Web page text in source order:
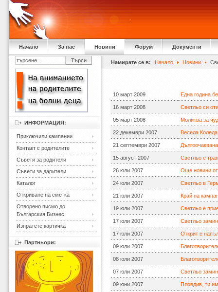
Начало За нас Новини Форум Документи
Намирате се в: Начало Новини
10 март 2009 Една година
16 март 2008 Светльо си
05 март 2008 Молитва за
22 декември 2007 Весела
21 септември 2007
15 август 2007 Светльо е
26 юли 2007 Още новини
24 юли 2007 Светльо в
21 юли 2007 Край на
19 юли 2007 Светльо е
17 юли 2007 Светльо
17 юли 2007 Открит е
09 юли 2007
08 юли 2007
07 юли 2007 Светльо
09 юни 2007 Пловдив, ти
ИНФОРМАЦИЯ:
Приключили кампании
Контакт с родителите
Съвети за родители
Съвети за дарители
Каталог
Откриване на сметка
Отворено писмо до
Българския Бизнес
Изпратете картичка
Партньори: